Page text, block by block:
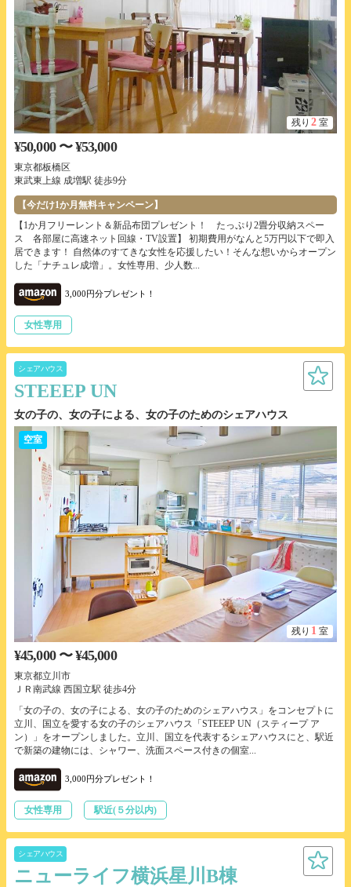
残り 2 室
¥50,000 〜 ¥53,000
東京都板橋区
東武東上線 成増駅 徒歩9分
【今だけ1か月無料キャンペーン】
【1か月フリーレント＆新品布団プレゼント！ たっぷり2畳分収納スペー
ス 各部屋に高速ネット回線・TV設置】 初期費用がなんと5万円以下で即入
居できます！ 自然体のすてきな女性を応援したい！そんな想いからオープン
した「ナチュレ成増」。女性専用、少人数...
3,000円分プレゼント！
女性専用
シェアハウス
STEEEP UN
女の子の、女の子による、女の子のためのシェアハウス
空室
残り 1 室
¥45,000 〜 ¥45,000
東京都立川市
ＪＲ南武線 西国立駅 徒歩4分
「女の子の、女の子による、女の子のためのシェアハウス」をコンセプトに
立川、国立を愛する女の子のシェアハウス「STEEEP UN（スティープ ア
ン）」をオープンしました。立川、国立を代表するシェアハウスにと、駅近
で新築の建物には、シャワー、洗面スペース付きの個室...
3,000円分プレゼント！
女性専用 駅近(５分以内)
シェアハウス
ニューライフ横浜星川B棟